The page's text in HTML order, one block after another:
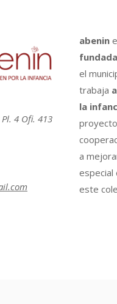
4 Ofi. 413
abenin
el
trabaja
la
a
especial
este